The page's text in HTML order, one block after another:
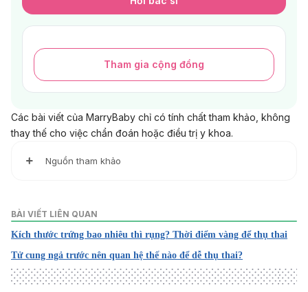
Tham gia cộng đồng
Các bài viết của MarryBaby chỉ có tính chất tham khảo, không
thay thế cho việc chẩn đoán hoặc điều trị y khoa.
Nguồn tham khảo
https://diabetes.org/about-diabetes/genetics-diabetes
Ngày truy cập: 13/05/2024
2. Diabetes | Your Fertility
https://www.yourfertility.org.au/everyone/health-
medical/diabetes
BÀI VIẾT LIÊN QUAN
Kích thước trứng bao nhiêu thì rụng? Thời điểm vàng để thụ thai
Tử cung ngả trước nên quan hệ thế nào để dễ thụ thai?